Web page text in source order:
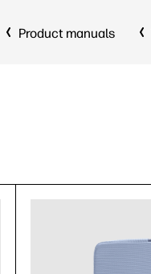
Product manuals